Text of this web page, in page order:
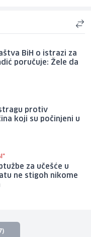
BiH o istrazi za
poručuje: Žele da
protiv
koji su počinjeni u
za učešće u
ne stigoh nikome